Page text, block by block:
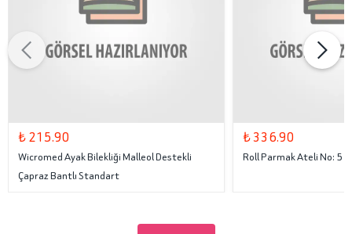
₺ 215.90
Wicromed Ayak Bilekliği Malleol Destekli
Çapraz Bantlı Standart
₺ 336.90
Roll Parmak Ateli No: 5